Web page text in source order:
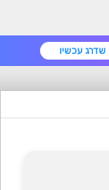
שדרג עכשיו